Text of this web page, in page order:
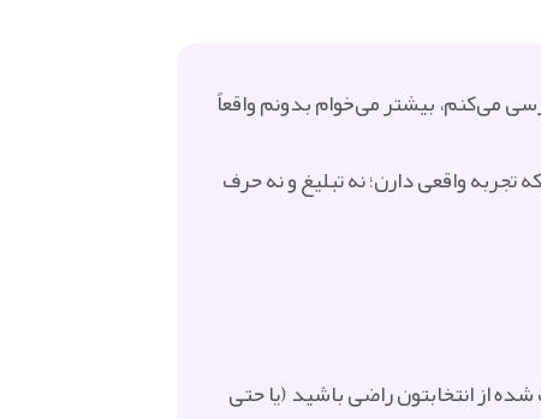
می‌کنم، بیشتر می‌خوام بدونم واقعاً
کسایی رو بدونم که تجربه واقعی دارن؛ نه تبلیغ و نه حرف
از انتخابتون راضی باشید (یا حتی